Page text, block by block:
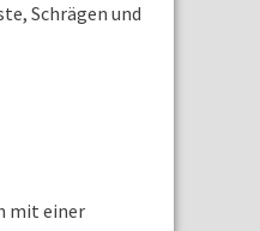
Schrägen und
mit einer